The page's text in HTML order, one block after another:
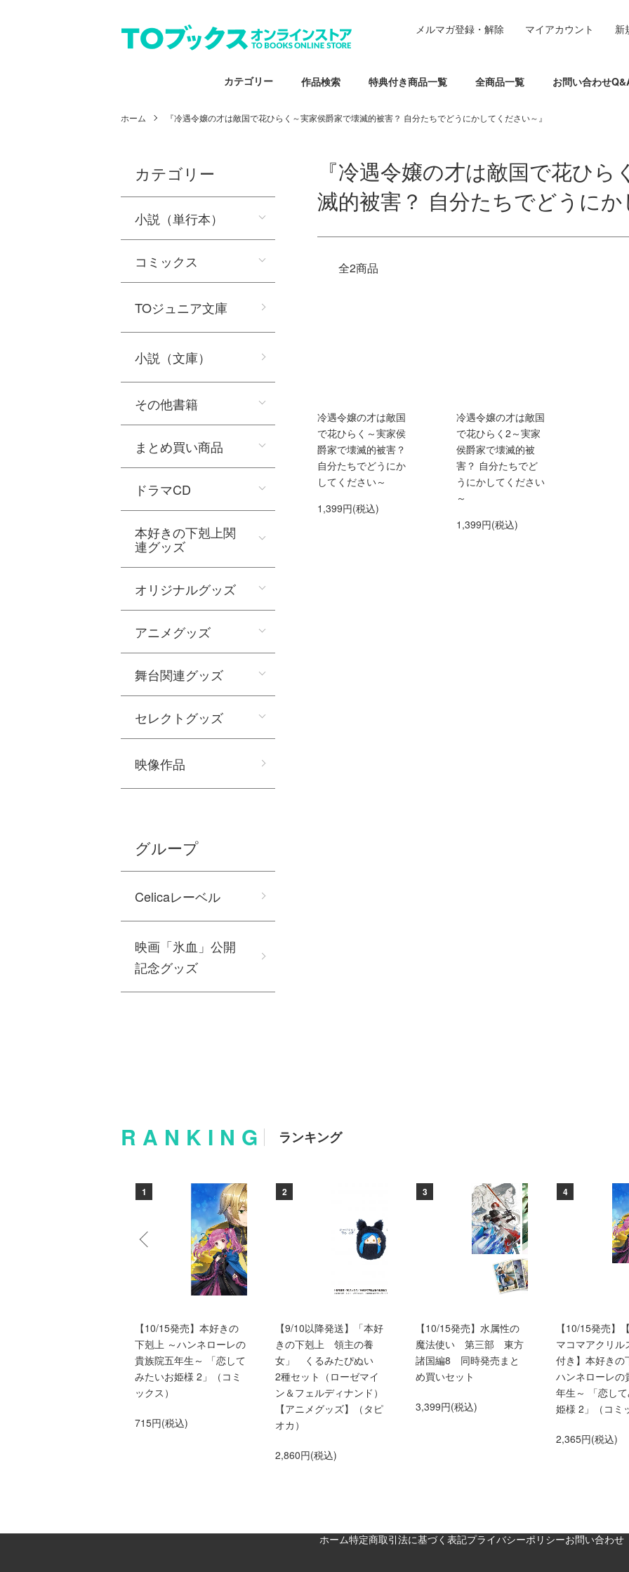
カテゴリー 作品検索 特典付き商品一覧 全商品一覧 お問い合わせ
メルマガ登録・解除 マイアカウント 新
ホーム 『冷遇令嬢の才は敵国で花ひらく～実家侯爵家で壊滅的被害？ 自分たちでどうにかしてください～』
『冷遇令嬢の才は敵国で花ひ
滅的被害？ 自分たちでどうに
全2商品
冷遇令嬢の才は敵国
で花ひらく～実家侯
爵家で壊滅的被害？
自分たちでどうにか
してください～
1,399円(税込)
冷遇令嬢の才は敵国
で花ひらく2～実家
侯爵家で壊滅的被
害？ 自分たちでど
うにかしてください
～
1,399円(税込)
カテゴリー
小説（単行本）
コミックス
TOジュニア文庫
小説（文庫）
その他書籍
まとめ買い商品
ドラマCD
本好きの下剋上関
連グッズ
オリジナルグッズ
アニメグッズ
舞台関連グッズ
セレクトグッズ
映像作品
グループ
Celicaレーベル
映画「氷血」公開
記念グッズ
RANKING ランキング
1
【10/15発売】本好きの
下剋上 ～ハンネローレの
貴族院五年生～ 「恋して
みたいお姫様 2」（コミ
ックス）
715円(税込)
2
【9/10以降発送】「本好
きの下剋上 領主の養
女」 くるみたぴぬい
2種セット（ローゼマイ
ン＆フェルディナンド）
【アニメグッズ】（タピ
オカ）
2,860円(税込)
3
【10/15発売】水属性の
魔法使い 第三部 東方
諸国編8 同時発売まと
め買いセット
3,399円(税込)
4
【10/15発売】
マコマアクリル
付き】本好きの
ハンネローレの
年生～ 「恋し
姫様 2」（コミ
2,365円(税込)
ホーム特定商取引法に基づく表記プライバシーポリシーお問い合わせ